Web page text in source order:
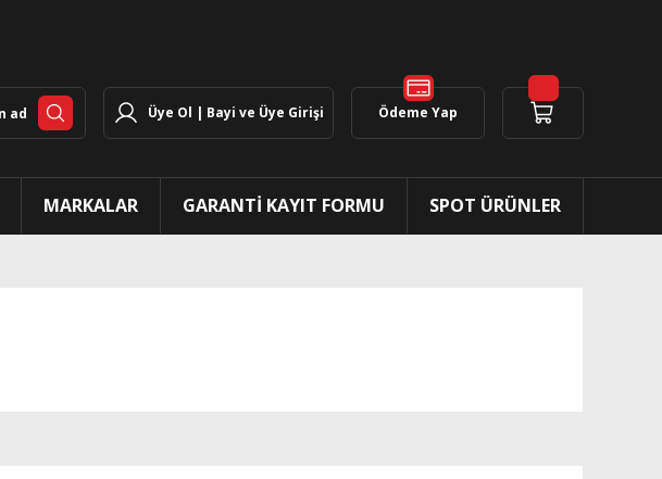
Üye Ol | Bayi ve Üye Girişi Ödeme Yap
MARKALAR GARANTİ KAYIT FORMU SPOT ÜRÜNLER